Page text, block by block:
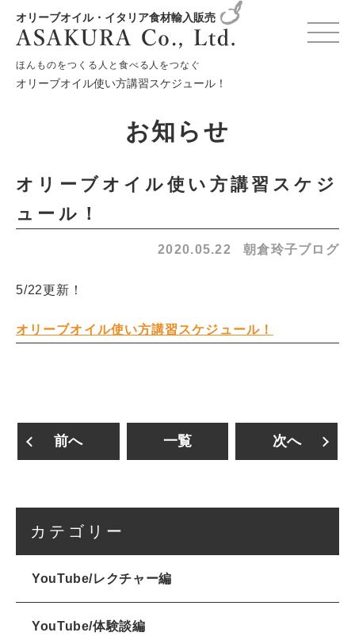
オリーブオイル・イタリア食材輸入販売
ほんものをつくる人と食べる人をつなぐ
HOME お知らせ
朝倉玲子ブログ
オリーブオイル使い方講習スケジュール！
お知らせ
オリーブオイル使い方講習スケジ
ュール！
2020.05.22 朝倉玲子ブログ
5/22更新！
オリーブオイル使い方講習スケジュール！
前へ 一覧 次へ
カテゴリー
YouTube/レクチャー編
YouTube/体験談編